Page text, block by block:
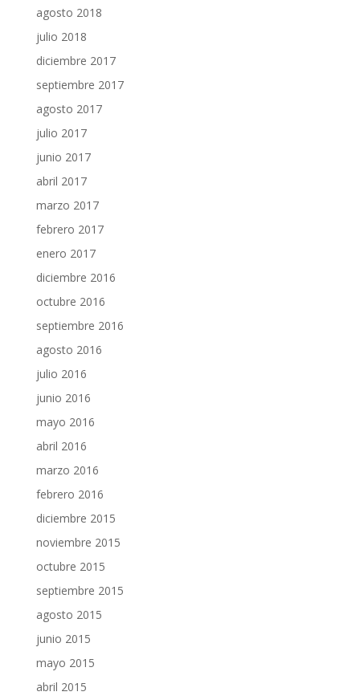
agosto 2018
julio 2018
diciembre 2017
septiembre 2017
agosto 2017
julio 2017
junio 2017
abril 2017
marzo 2017
febrero 2017
enero 2017
diciembre 2016
octubre 2016
septiembre 2016
agosto 2016
julio 2016
junio 2016
mayo 2016
abril 2016
marzo 2016
febrero 2016
diciembre 2015
noviembre 2015
octubre 2015
septiembre 2015
agosto 2015
junio 2015
mayo 2015
abril 2015